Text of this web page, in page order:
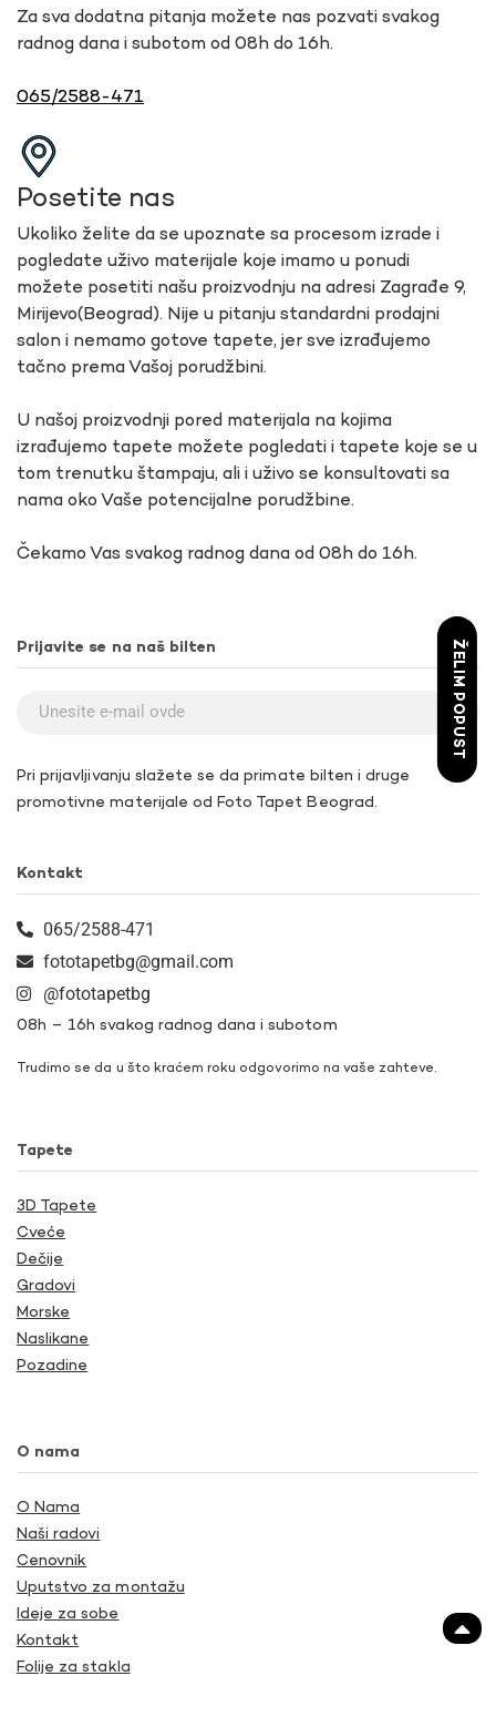
Za sva dodatna pitanja možete nas pozvati svakog
radnog dana i subotom od 08h do 16h.
065/2588-471
Posetite nas
Ukoliko želite da se upoznate sa procesom izrade i
pogledate uživo materijale koje imamo u ponudi
možete posetiti našu proizvodnju na adresi Zagrađe 9,
Mirijevo(Beograd). Nije u pitanju standardni prodajni
salon i nemamo gotove tapete, jer sve izrađujemo
tačno prema Vašoj porudžbini.
U našoj proizvodnji pored materijala na kojima
izrađujemo tapete možete pogledati i tapete koje se u
tom trenutku štampaju, ali i uživo se konsultovati sa
nama oko Vaše potencijalne porudžbine.
Čekamo Vas svakog radnog dana od 08h do 16h.
Prijavite se na naš bilten
Pri prijavljivanju slažete se da primate bilten i druge
promotivne materijale od Foto Tapet Beograd.
Kontakt
065/2588-471
fototapetbg@gmail.com
@fototapetbg
08h – 16h svakog radnog dana i subotom
Trudimo se da u što kraćem roku odgovorimo na vaše zahteve.
Tapete
3D Tapete
Cveće
Dečije
Gradovi
Morske
Naslikane
Pozadine
O nama
O Nama
Naši radovi
Cenovnik
Uputstvo za montažu
Ideje za sobe
Kontakt
Folije za stakla
ŽELIM POPUST